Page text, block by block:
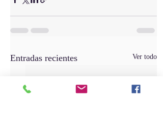
Entradas recientes Ver todo